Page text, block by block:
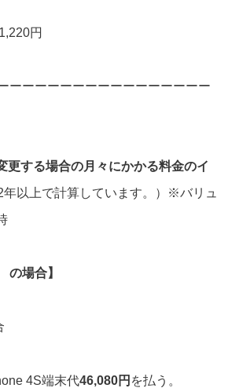
円
ーーーーーーーーーーーーーーーー
更する場合の月々にかかる料金のイ
以上で計算しています。）※バリュ
の場合】
4S端末代46,080円 を払う。